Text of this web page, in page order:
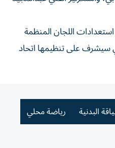
اللجان المنظمة
سيشرف على تنظيمها اتحاد
البدنية رياضة محلي